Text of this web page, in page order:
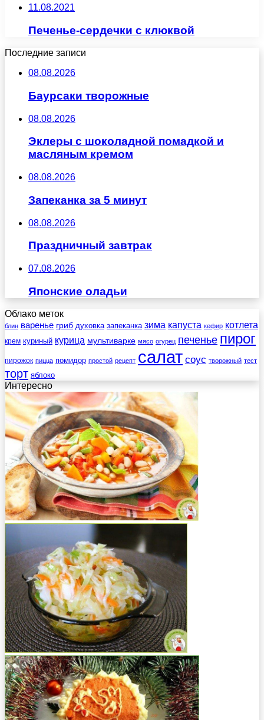
11.08.2021
Печенье-сердечки с клюквой
Последние записи
08.08.2026
Баурсаки творожные
08.08.2026
Эклеры с шоколадной помадкой и
масляным кремом
08.08.2026
Запеканка за 5 минут
08.08.2026
Праздничный завтрак
07.08.2026
Японские оладьи
Облако меток
блин варенье гриб духовка запеканка зима капуста кефир котлета
крем куриный курица мультиварке мясо огурец печенье пирог
пирожок пицца помидор простой рецепт салат соус творожный тест
торт яблоко
Интересно